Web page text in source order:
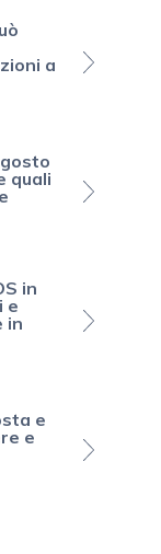
a
quali
in
e
in
e
e